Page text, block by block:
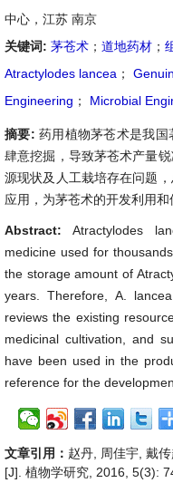
中心，江苏 南京
关键词: 茅苍术 ； 道地药材 ；
Atractylodes lancea ；
Engineering ； Microbial
摘要: 药用植物茅苍术是我
肆意挖掘，导致茅苍术产量
源现状及人工栽培存在问题
应用，为茅苍术的开发利用和
Abstract:Atractylodes
medicine used for
the storage amount of
years. Therefore, A.
reviews the existing
medicinal cultivation, and
have been used in the
reference for the
文章引用： 赵丹, 周佳宇, 戴
[J]. 植物学研究, 2016, 5(3):